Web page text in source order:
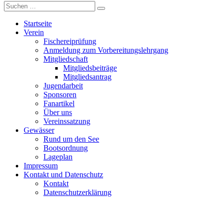
Suche
nach:
Startseite
Verein
Fischereiprüfung
Anmeldung zum Vorbereitungslehrgang
Mitgliedschaft
Mitgliedsbeiträge
Mitgliedsantrag
Jugendarbeit
Sponsoren
Fanartikel
Über uns
Vereinssatzung
Gewässer
Rund um den See
Bootsordnung
Lageplan
Impressum
Kontakt und Datenschutz
Kontakt
Datenschutzerklärung